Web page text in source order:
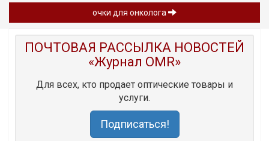
очки для онколога
ПОЧТОВАЯ РАССЫЛКА НОВОСТЕЙ
«Журнал OMR»
Для всех, кто продает оптические товары и
услуги.
Подписаться!